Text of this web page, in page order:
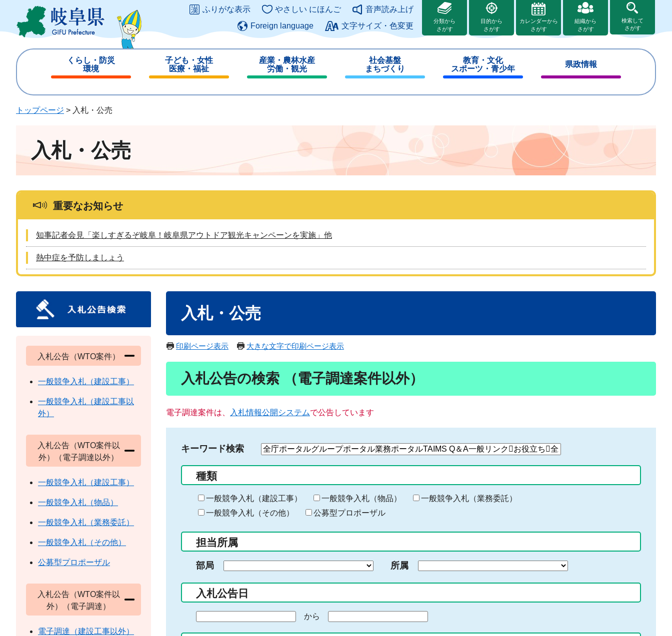
ジ
ュ
このページの本文へ
ふりがな表示 やさしい にほんご
音声読み上げ
Foreign language
文字サイズ・色変更
分類から
さがす
目的から
さがす
カレンダーから
さがす
組織から
さがす
検索して
さがす
くらし・防災
環境
じ
子ども・女性
医療・福祉
じ
産業・農林水産
労働・観光
じ
社会基盤
まちづくり
じ
教育・文化
スポーツ・青少年
じ
県政情報
じ
トップページ > 入札・公売
入札・公売
重要なお知らせ
知事記者会見「楽しすぎるぞ岐阜！岐阜県アウトドア観光キャンペーンを実施」他
熱中症を予防しましょう
入札・公売
印刷ページ表示 大きな文字で印刷ページ表示
入札公告の検索 （電子調達案件以外）
電子調達案件は、 入札情報公開システムで公告しています
キーワード検索
検
る
キ
ー
ー
入
力
種類
一般競争入札（建設工事） 一般競争入札（物品）
一般競争入札（業務委託）
一般競争入札（その他）
公募型プロポーザル
担当所属
部局 所属
入札公告日
から
入札公告（WTO案件）
一般競争入札（建設工事）
一般競争入札（建設工事以
外）
入札公告（WTO案件以
外）（電子調達以外）
一般競争入札（建設工事）
一般競争入札（物品）
一般競争入札（業務委託）
一般競争入札（その他）
公募型プロポーザル
入札公告（WTO案件以
外）（電子調達）
電子調達（建設工事以外）